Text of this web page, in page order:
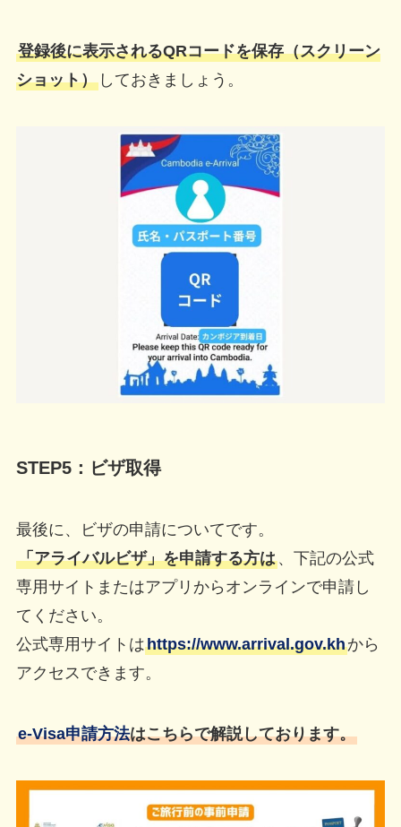
登録後に表示されるQRコードを保存（スクリーン
ショット）しておきましょう。
STEP5： ビザ取得
最後に、ビザの申請についてです。
「アライバルビザ」を申請する方は、下記の公式
専用サイトまたはアプリからオンラインで申請し
てください。
公式専用サイトはhttps://www.arrival.gov.khから
アクセスできます。
e-Visa申請方法はこちらで解説しております。